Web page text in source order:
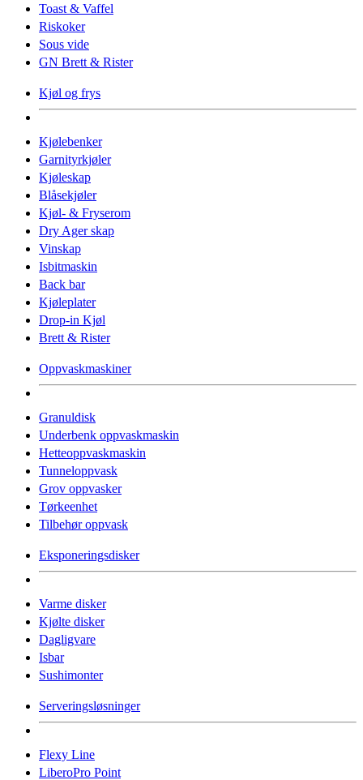
Toast & Vaffel
Riskoker
Sous vide
GN Brett & Rister
Kjøl og frys
Kjølebenker
Garnityrkjøler
Kjøleskap
Blåsekjøler
Kjøl- & Fryserom
Dry Ager skap
Vinskap
Isbitmaskin
Back bar
Kjøleplater
Drop-in Kjøl
Brett & Rister
Oppvaskmaskiner
Granuldisk
Underbenk oppvaskmaskin
Hetteoppvaskmaskin
Tunneloppvask
Grov oppvasker
Tørkeenhet
Tilbehør oppvask
Eksponeringsdisker
Varme disker
Kjølte disker
Dagligvare
Isbar
Sushimonter
Serveringsløsninger
Flexy Line
LiberoPro Point